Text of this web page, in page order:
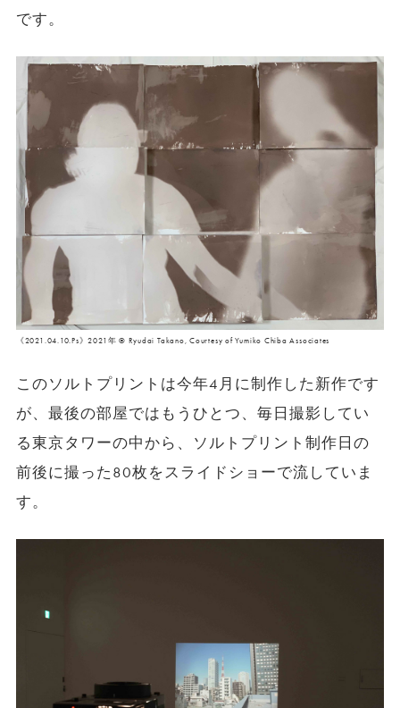
です。
《2021.04.10.Ps》2021年 ©︎ Ryudai Takano, Courtesy of Yumiko Chiba Associates
このソルトプリントは今年4月に制作した新作です
が、最後の部屋ではもうひとつ、毎日撮影してい
る東京タワーの中から、ソルトプリント制作日の
前後に撮った80枚をスライドショーで流していま
す。